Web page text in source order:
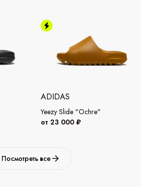
ADIDAS
Yeezy Slide "Ochre"
от 23 000 ₽
Посмотреть все